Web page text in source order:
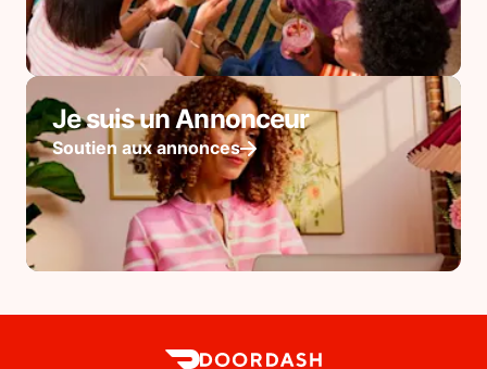
Je suis un Annonceur
Soutien aux annonces